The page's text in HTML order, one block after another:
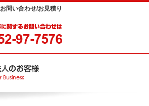
お問い合わせ/お見積り